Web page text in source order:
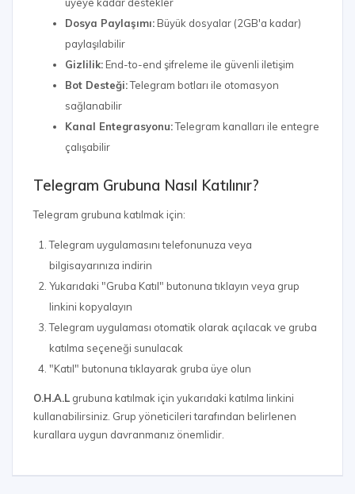
Dosya Paylaşımı: Büyük dosyalar (2GB'a kadar)
paylaşılabilir
Gizlilik: End-to-end şifreleme ile güvenli iletişim
Bot Desteği:Telegram botları ile otomasyon
sağlanabilir
Kanal Entegrasyonu:Telegram kanalları ile entegre
çalışabilir
Telegram Grubuna Nasıl Katılınır?
Telegram grubuna katılmak için:
Telegram uygulamasını telefonunuza veya
bilgisayarınıza indirin
Yukarıdaki "Gruba Katıl" butonuna tıklayın veya grup
linkini kopyalayın
Telegram uygulaması otomatik olarak açılacak ve gruba
katılma seçeneği sunulacak
"Katıl" butonuna tıklayarak gruba üye olun
O.H.A.L grubuna katılmak için yukarıdaki katılma linkini
kullanabilirsiniz. Grup yöneticileri tarafından belirlenen
kurallara uygun davranmanız önemlidir.